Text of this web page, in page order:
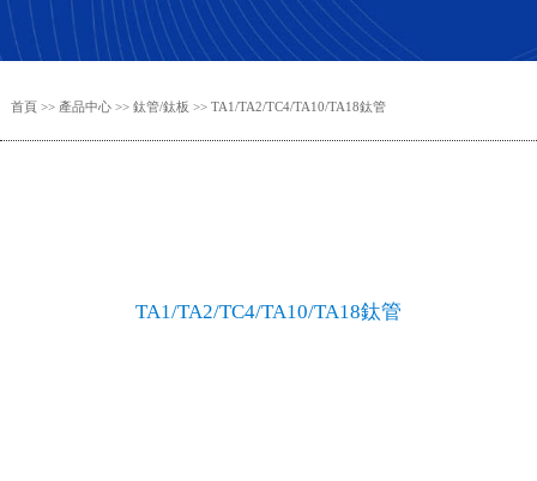
首頁>> 產品中心>> 鈦管/鈦板 >> TA1/TA2/TC4/TA10/TA18鈦管
TA1/TA2/TC4/TA10/TA18鈦管